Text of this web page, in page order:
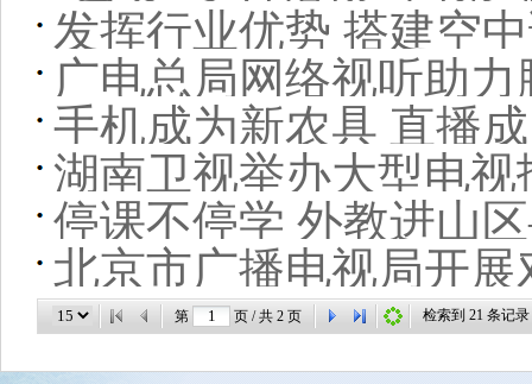
浙江乡村振兴带头人“
发挥行业优势 搭建空
广电总局网络视听助
手机成为新农具 直播
湖南卫视举办大型电
停课不停学 外教进山
扶贫案例
北京市广播电视局开
第 页 / 共 2 页 检索到 21 条记